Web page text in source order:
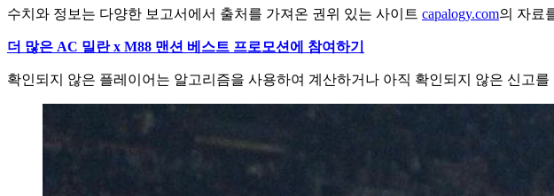
수치와 정보는 다양한 보고서에서 출처를 가져온 권위 있는 사이트 capalogy.com의 자료
더 많은 AC 밀란 x M88 맨션 베스트 프로모션에 참여하기
확인되지 않은 플레이어는 알고리즘을 사용하여 계산하거나 아직 확인되지 않은 신고